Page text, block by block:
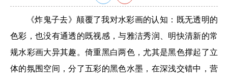
《炸鬼子去》颠覆了我对水彩画的认知：既无透明的
色彩，也没有通透的既视感，与雅洁秀润、明快清新的常
规水彩画大异其趣。倚重黑白两色，尤其是黑色撑起了立
体的氛围空间，分了五彩的黑色水墨，在深浅交错中，营